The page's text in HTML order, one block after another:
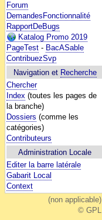
Forum
DemandesFonctionnalité
RapportDeBugs
Katalog Promo 2019
PageTest - BacASable
ContribuezSvp
Navigation et Recherche
Chercher
Index (toutes les pages de
la branche)
Dossiers (comme les
catégories)
Contributeurs
Administration Locale
Editer la barre latérale
Gabarit Local
Context
(non applicable)
© GPL